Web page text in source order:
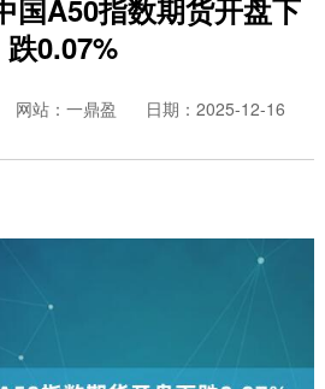
国A50指数期货开盘下
跌0.07%
网站：一鼎盈
日期：2025-12-16